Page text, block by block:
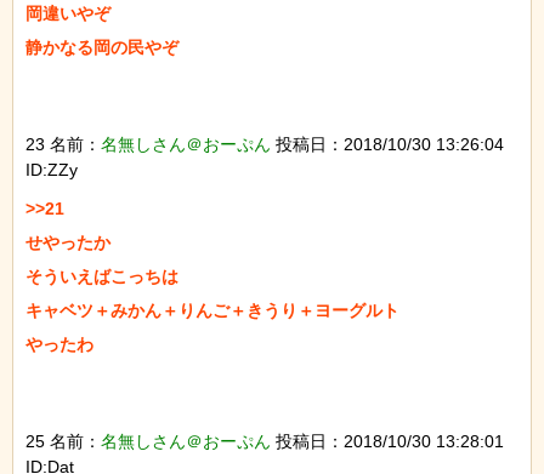
岡違いやぞ
静かなる岡の民やぞ
23 名前： 名無しさん＠おーぷん 投稿日：2018/10/30 13:26:04
ID:ZZy
>>21
せやったか
そういえばこっちは
キャベツ＋みかん＋りんご＋きうり＋ヨーグルト
やったわ
25 名前： 名無しさん＠おーぷん 投稿日：2018/10/30 13:28:01
ID:Dat